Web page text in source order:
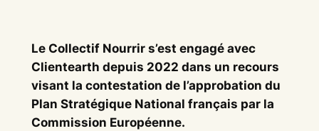
Le Collectif Nourrir s’est engagé avec
Clientearth depuis 2022 dans un recours
visant la contestation de l’approbation du
Plan Stratégique National français par la
Commission Européenne.